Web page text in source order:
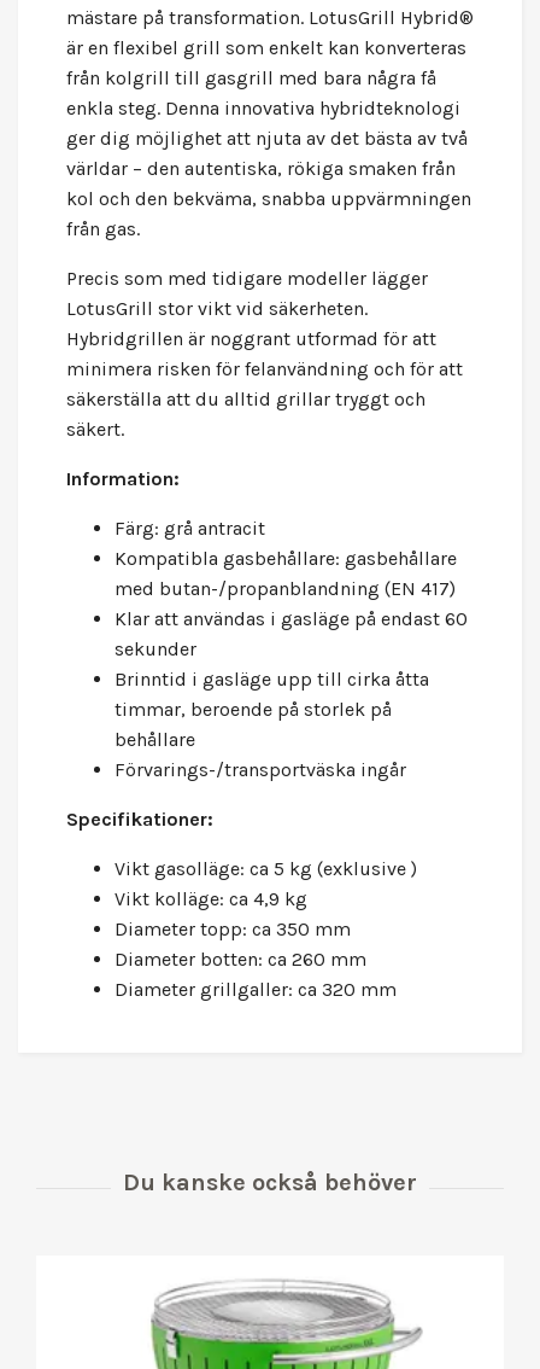
mästare på transformation. LotusGrill Hybrid®
är en flexibel grill som enkelt kan konverteras
från kolgrill till gasgrill med bara några få
enkla steg. Denna innovativa hybridteknologi
ger dig möjlighet att njuta av det bästa av två
världar – den autentiska, rökiga smaken från
kol och den bekväma, snabba uppvärmningen
från gas.
Precis som med tidigare modeller lägger
LotusGrill stor vikt vid säkerheten.
Hybridgrillen är noggrant utformad för att
minimera risken för felanvändning och för att
säkerställa att du alltid grillar tryggt och
säkert.
Information:
Färg: grå antracit
Kompatibla gasbehållare: gasbehållare
med butan-/propanblandning (EN 417)
Klar att användas i gasläge på endast 60
sekunder
Brinntid i gasläge upp till cirka åtta
timmar, beroende på storlek på
behållare
Förvarings-/transportväska ingår
Specifikationer:
Vikt gasolläge: ca 5 kg (exklusive )
Vikt kolläge: ca 4,9 kg
Diameter topp: ca 350 mm
Diameter botten: ca 260 mm
Diameter grillgaller: ca 320 mm